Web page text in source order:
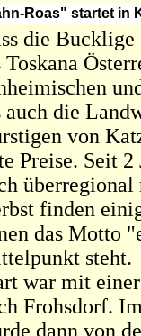
Roas" startet in
die
Toskana
auch die
von
Preise. Seit
überregional
finden
das Motto
steht.
war mit
Frohsdorf.
dann von